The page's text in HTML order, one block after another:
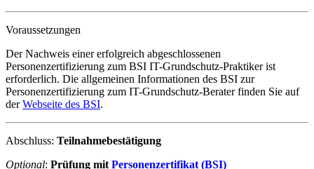
Voraussetzungen
Der Nachweis einer erfolgreich abgeschlossenen
Personenzertifizierung zum BSI IT-Grundschutz-Praktikerist
erforderlich. Die allgemeinen Informationen des BSI zur
Personenzertifizierung zum IT-Grundschutz-Berater finden Sie auf
derWebseite des BSI.
Abschluss: Teilnahmebestätigung
Optional: Prüfung mit Personenzertifikat (BSI)